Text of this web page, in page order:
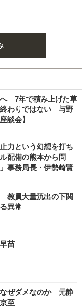
7年で積み上げた草
わりではない 与野
談会】
力という幻想を打ち
配備の熊本から問
事務局長・伊勢崎賢
教員大量流出の下関
異常
苗
なぜダメなのか 元静
至